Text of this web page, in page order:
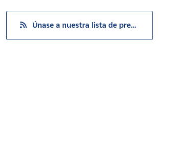
Únase a nuestra lista de prensa